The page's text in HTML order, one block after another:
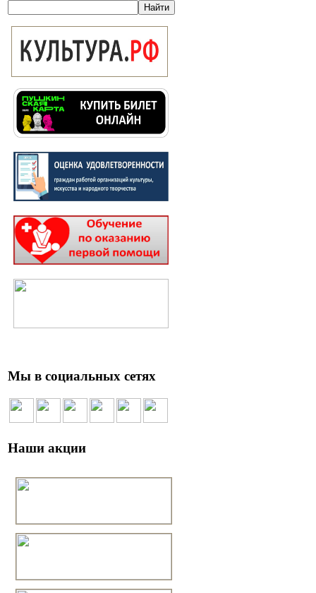
Мы в социальных сетях
Наши акции